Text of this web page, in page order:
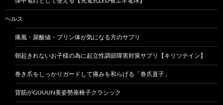
ヘルス
痛風・尿酸値・プリン体が気になる方のサプリ
朝起きれないお子様の為に起立性調節障害対策サプリ【キリツテイン】
巻き爪をしっかりガードして痛みを和らげる「巻爪直子」
背筋がGUUUN美姿勢座椅子クラシック